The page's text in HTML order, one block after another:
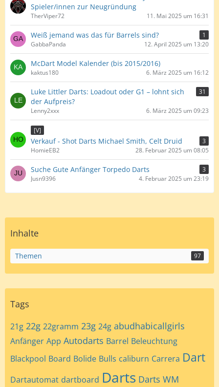
Spieler/innen zur Neugründung
TherViper72 11. Mai 2025 um 16:31
Weiß jemand was das für Barrels sind?
1
GabbaPanda
12. April 2025 um 13:20
McDart Model Kalender (bis 2015/2016)
kaktus180 6. März 2025 um 16:12
Luke Littler Darts: Loadout oder G1 – lohnt sich
der Aufpreis?
31
Lenny2xxx 6. März 2025 um 09:23
[V]
Verkauf - Shot Darts Michael Smith, Celt Druid
3
HomieEB2
28. Februar 2025 um 08:05
Suche Gute Anfänger Torpedo Darts
3
Jusn9396
4. Februar 2025 um 23:19
Inhalte
Themen 97
Tags
21g 22g 22gramm 23g 24g abudhabicallgirls
Anfänger App Autodarts Barrel Beleuchtung
Blackpool Board Bolide Bulls caliburn Carrera Dart
Dartautomat dartboard Darts Darts WM